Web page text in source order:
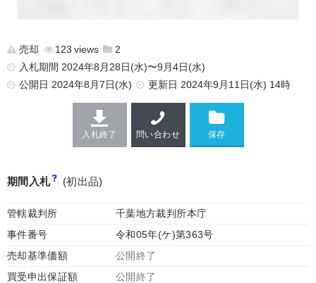
売却 123
2
入札期間 2024年8月28日(水)〜9月4日(水)
公開日 2024年8月7日(水) 更新日 2024年9月11日(水) 14時
入札終了 問い合わせ
期間入札 (初出品)
管轄裁判所
千葉地方裁判所本庁
事件番号
令和05年(ケ)第363号
売却基準価額
公開終了
買受申出保証額
公開終了